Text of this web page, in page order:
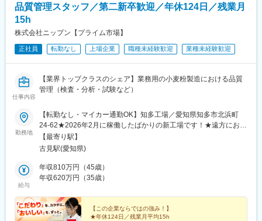
品質管理スタッフ／第二新卒歓迎／年休124日／残業月
15h
株式会社ニップン【プライム市場】
正社員 転勤なし 上場企業 職種未経験歓迎 業種未経験歓迎
仕事内容
【業界トップクラスのシェア】業務用の小麦粉製造における品質
管理（検査・分析・試験など）
勤務地
【転勤なし・マイカー通勤OK】知多工場／愛知県知多市北浜町
24-62★2026年2月に稼働したばかりの新工場です！★遠方にお住
まいの方は借上社宅を利用可能！アクセス：名鉄常滑線「古見
駅」より徒歩17分◎受動喫煙対策：屋内全面禁煙
【最寄り駅】
古見駅(愛知県)
給与
年収810万円（45歳）
年収620万円（35歳）
【この企業ならではの強み！】
★年休124日／残業月平均15h